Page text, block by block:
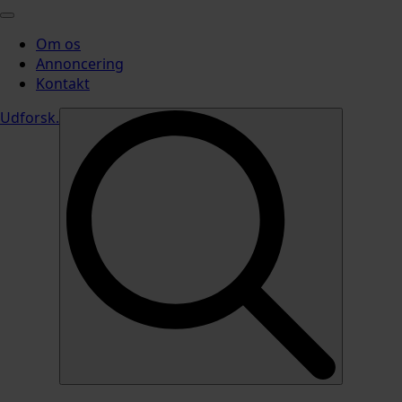
Om os
Annoncering
Kontakt
Udforsk.